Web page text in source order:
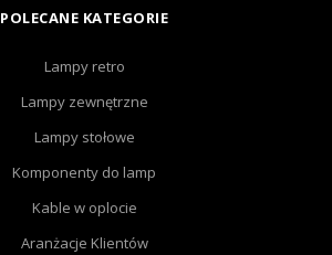
POLECANE KATEGORIE
Lampy retro
Lampy zewnętrzne
Lampy stołowe
Komponenty do lamp
Kable w oplocie
Aranżacje Klientów